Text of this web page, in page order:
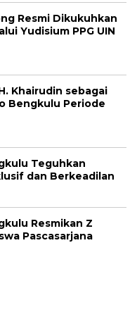
Resmi Dikukuhkan
Yudisium PPG UIN
Khairudin sebagai
Bengkulu Periode
Teguhkan
dan Berkeadilan
Resmikan Z
Pascasarjana